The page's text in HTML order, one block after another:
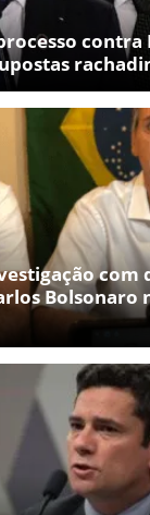
contra
com
Bolsonaro